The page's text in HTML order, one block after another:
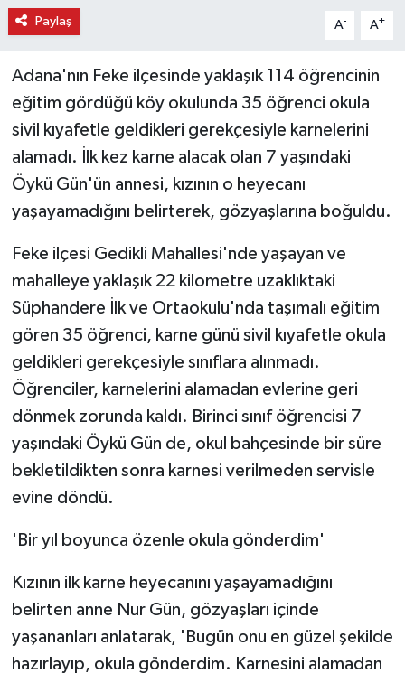
Paylaş A- A+
Adana'nın Feke ilçesinde yaklaşık 114 öğrencinin
eğitim gördüğü köy okulunda 35 öğrenci okula
sivil kıyafetle geldikleri gerekçesiyle karnelerini
alamadı. İlk kez karne alacak olan 7 yaşındaki
Öykü Gün'ün annesi, kızının o heyecanı
yaşayamadığını belirterek, gözyaşlarına boğuldu.
Feke ilçesi Gedikli Mahallesi'nde yaşayan ve
mahalleye yaklaşık 22 kilometre uzaklıktaki
Süphandere İlk ve Ortaokulu'nda taşımalı eğitim
gören 35 öğrenci, karne günü sivil kıyafetle okula
geldikleri gerekçesiyle sınıflara alınmadı.
Öğrenciler, karnelerini alamadan evlerine geri
dönmek zorunda kaldı. Birinci sınıf öğrencisi 7
yaşındaki Öykü Gün de, okul bahçesinde bir süre
bekletildikten sonra karnesi verilmeden servisle
evine döndü.
'Bir yıl boyunca özenle okula gönderdim'
Kızının ilk karne heyecanını yaşayamadığını
belirten anne Nur Gün, gözyaşları içinde
yaşananları anlatarak, 'Bugün onu en güzel şekilde
hazırlayıp, okula gönderdim. Karnesini alamadan